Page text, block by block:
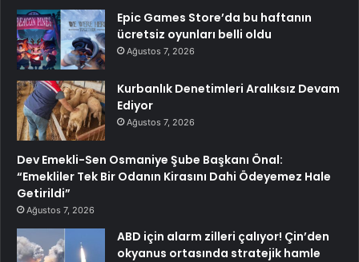
Epic Games Store’da bu haftanın
ücretsiz oyunları belli oldu
Ağustos 7, 2026
Kurbanlık Denetimleri Aralıksız Devam
Ediyor
Ağustos 7, 2026
Dev Emekli-Sen Osmaniye Şube Başkanı Önal:
“Emekliler Tek Bir Odanın Kirasını Dahi Ödeyemez Hale
Getirildi”
Ağustos 7, 2026
ABD için alarm zilleri çalıyor! Çin’den
okyanus ortasında stratejik hamle